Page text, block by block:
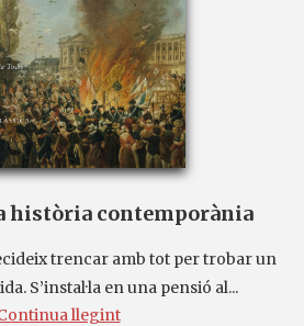
història contemporània
trencar amb tot per trobar un
S’instal·la en una pensió al...
llegint